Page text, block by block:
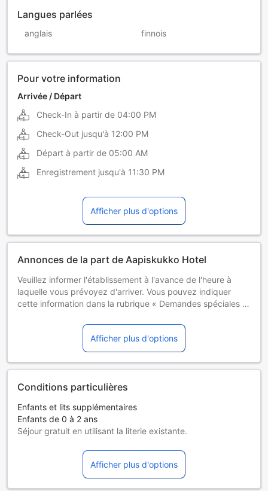
Langues parlées
anglais finnois
Pour votre information
Arrivée / Départ
Check-In à partir de 04:00 PM
Check-Out jusqu'à 12:00 PM
Départ à partir de 05:00 AM
Enregistrement jusqu'à 11:30 PM
Afficher plus d'options
Annonces de la part de Aapiskukko Hotel
Veuillez informer l'établissement à l'avance de l'heure à
laquelle vous prévoyez d'arriver. Vous pouvez indiquer
cette information dans la rubrique « Demandes spéciales »
l'établissement. Ses coordonnées figurent sur votre
confirmation de réservation. Vous devrez présenter une
pièce d'identité avec photo et une carte de crédit lors de
l'enregistrement. Veuillez noter que toutes les demandes
pourront entraîner des frais supplémentaires. Les clients
parent ou d'un tuteur légal pour pouvoir s'enregistrer.
Afficher plus d'options
Conditions particulières
Enfants et lits supplémentaires
Enfants de 0 à 2 ans
Séjour gratuit en utilisant la literie existante.
vous choisissez. Pour plus de détails, veuillez vérifier la
capacité de chaque chambre.
Certains suppléments et des conditions particulières
Afficher plus d'options